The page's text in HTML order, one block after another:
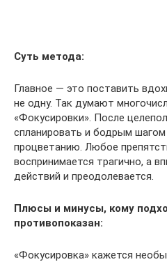
Суть метода:
Главное — это поставить
не одну. Так думают
«Фокусировки». После
спланировать и бодрым шагом
процветанию. Любое
воспринимается трагично, а
действий и преодолевается.
Плюсы и минусы, кому
противопоказан:
«Фокусировка» кажется